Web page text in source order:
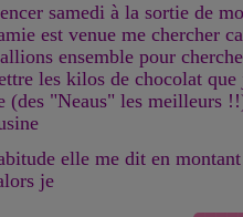
samedi à la sortie de
est venue me chercher
ensemble pour
les kilos de chocolat que
(des "Neaus" les meilleurs
elle me dit en
je